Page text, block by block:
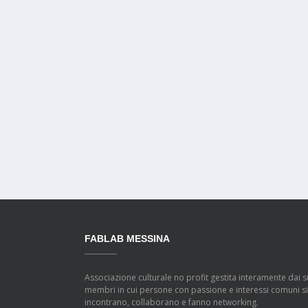
FABLAB MESSINA
Associazione culturale no profit gestita interamente dai
membri in cui persone con passione e interessi comuni si
incontrano, collaborano e fanno networking.